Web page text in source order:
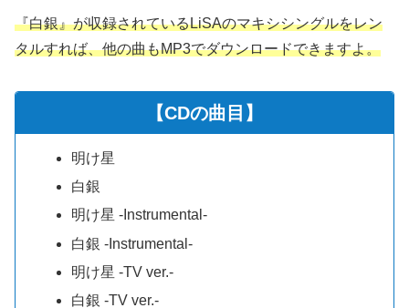
『白銀』が収録されているLiSAのマキシシングルをレン
タルすれば、他の曲もMP3でダウンロードできますよ。
【CDの曲目】
明け星
白銀
明け星 -Instrumental-
白銀 -Instrumental-
明け星 -TV ver.-
白銀 -TV ver.-